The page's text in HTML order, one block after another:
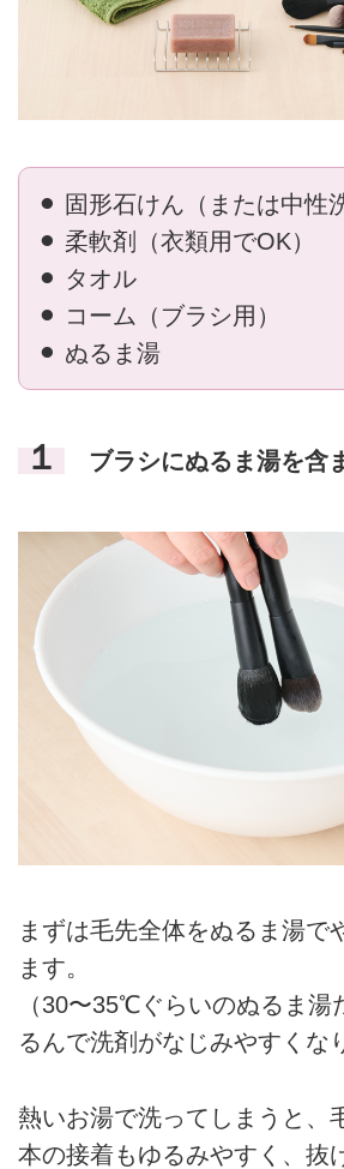
⚫︎ 固形石けん（または中性
⚫︎ 柔軟剤（衣類用でOK）
⚫︎ タオル
⚫︎ コーム（ブラシ用）
⚫︎ ぬるま湯
１ ブラシにぬるま湯を含
まずは毛先全体をぬるま湯で
ます。
（30〜35℃ぐらいのぬるま湯
るんで洗剤がなじみやすくな
熱いお湯で洗ってしまうと、
本の接着もゆるみやすく、抜